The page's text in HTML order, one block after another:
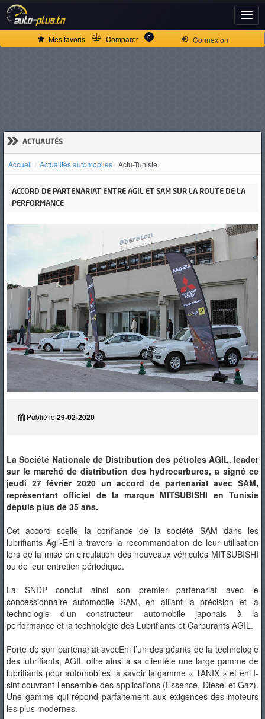
Connexion
Mes favoris Comparer 0
» ACTUALITÉS
Accueil Actualités automobiles Actu-Tunisie
ACCORD DE PARTENARIAT ENTRE AGIL ET SAM SUR LA ROUTE DE LA
PERFORMANCE
Publié le29-02-2020
La Société Nationale de Distribution des pétroles AGIL, leader
sur le marché de distribution des hydrocarbures, a signé ce
jeudi 27 février 2020 un accord de partenariat avec SAM,
représentant officiel de la marque MITSUBISHI en Tunisie
depuis plus de 35 ans.
Cet accord scelle la confiance de la société SAM dans les
lubrifiants Agil-Eni à travers la recommandation de leur utilisation
lors de la mise en circulation des nouveaux véhicules MITSUBISHI
ou de leur entretien périodique.
La SNDP conclut ainsi son premier partenariat avec le
concessionnaire automobile SAM, en alliant la précision et la
technologie d’un constructeur automobile japonais à la
performance et la technologie des Lubrifiants et Carburants AGIL.
Forte de son partenariat avecEni l’un des géants de la technologie
des lubrifiants, AGIL offre ainsi à sa clientèle une large gamme de
lubrifiants pour automobiles, à savoir la gamme « TANIX » et eni I-
sint couvrant l’ensemble des applications (Essence, Diesel et Gaz).
Une gamme qui répond parfaitement aux exigences des moteurs
les plus modernes.
ACCUEIL
D'OCCASION
PNEUS